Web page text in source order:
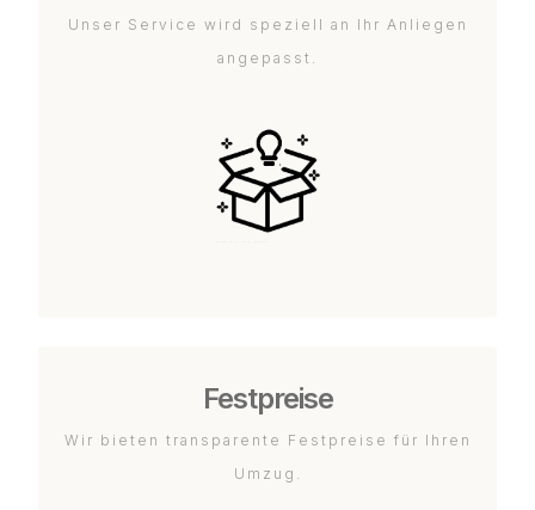
Unser Service wird speziell an Ihr Anliegen
angepasst.
Festpreise
Wir bieten transparente Festpreise für Ihren
Umzug.